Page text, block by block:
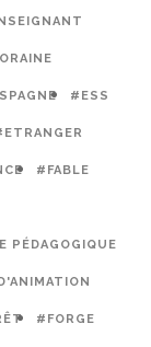
#ESS
#FABLE
PÉDAGOGIQUE
#FORGE